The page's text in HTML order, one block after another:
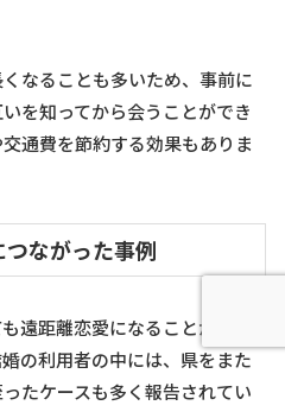
なることも多いため、事前に
を知ってから会うことができ
通費を節約する効果もありま
ながった事例
遠距離恋愛になることが多く
の利用者の中には、県をまた
たケースも多く報告されてい